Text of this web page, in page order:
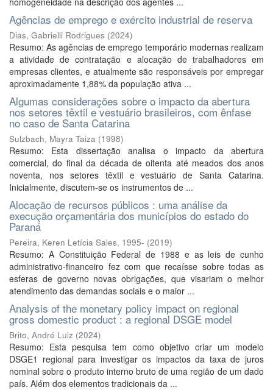
Agências de emprego e exército industrial de reserva
Dias, Gabrielli Rodrigues (2024)
Resumo: As agências de emprego temporário modernas realizam
a atividade de contratação e alocação de trabalhadores em
empresas clientes, e atualmente são responsáveis por empregar
aproximadamente 1,88% da população ativa ...
Algumas considerações sobre o impacto da abertura
nos setores têxtil e vestuário brasileiros, com ênfase
no caso de Santa Catarina
Sulzbach, Mayra Taiza (1998)
Resumo: Esta dissertação analisa o impacto da abertura
comercial, do final da década de oitenta até meados dos anos
noventa, nos setores têxtil e vestuário de Santa Catarina.
Inicialmente, discutem-se os instrumentos de ...
Alocação de recursos públicos : uma análise da
execução orçamentária dos municípios do estado do
Paraná
Pereira, Keren Letícia Sales, 1995- (2019)
Resumo: A Constituição Federal de 1988 e as leis de cunho
administrativo-financeiro fez com que recaísse sobre todas as
esferas de governo novas obrigações, que visariam o melhor
atendimento das demandas sociais e o maior ...
Analysis of the monetary policy impact on regional
gross domestic product : a regional DSGE model
Brito, André Luiz (2024)
Resumo: Esta pesquisa tem como objetivo criar um modelo
DSGE1 regional para investigar os impactos da taxa de juros
nominal sobre o produto interno bruto de uma região de um dado
país. Além dos elementos tradicionais da ...